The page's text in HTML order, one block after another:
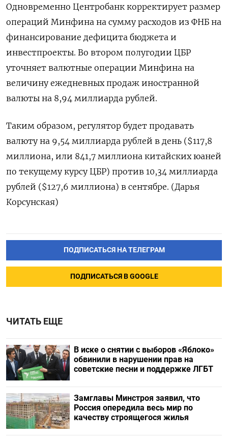
Одновременно Центробанк корректирует размер
операций Минфина на сумму расходов из ФНБ на
финансирование дефицита бюджета и
инвестпроекты. Во втором полугодии ЦБР
уточняет валютные операции Минфина на
величину ежедневных продаж иностранной
валюты на 8,94 миллиарда рублей.
Таким образом, регулятор будет продавать
валюту на 9,54 миллиарда рублей в день ($117,8
миллиона, или 841,7 миллиона китайских юаней
по текущему курсу ЦБР) против 10,34 миллиарда
рублей ($127,6 миллиона) в сентябре. (Дарья
Корсунская)
ПОДПИСАТЬСЯ НА ТЕЛЕГРАМ
ПОДПИСАТЬСЯ В GOOGLE
ЧИТАТЬ ЕЩЕ
В иске о снятии с выборов «Яблоко»
обвинили в нарушении прав на
советские песни и поддержке ЛГБТ
Замглавы Минстроя заявил, что
Россия опередила весь мир по
качеству строящегося жилья